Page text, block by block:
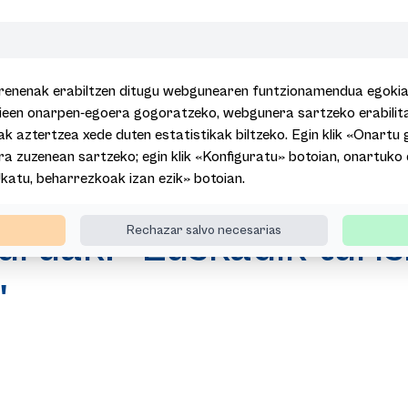
Javier Hurtado sailburuak: "Euskadik turismo jasangarriaren eredu
"Euskadik
erabiltzen ditugu webgunearen funtzionamendua
onarpen-egoera gogoratzeko, webgunera sartzeko
aztertzea xede duten estatistikak biltzeko. Egin klik «Onartu
zuzenean sartzeko; egin klik «Konfiguratu» botoian,
beharrezkoak izan ezik» botoian.
Rechazar salvo necesarias